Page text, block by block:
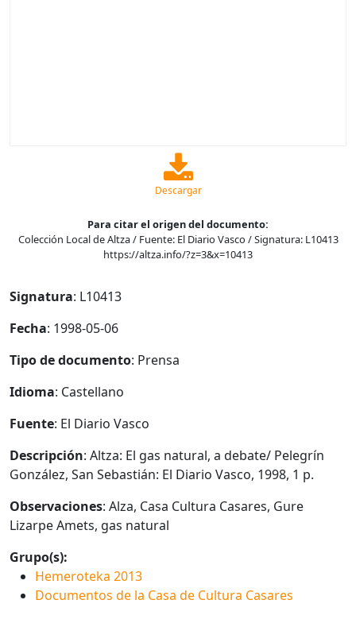
Descargar
Para citar el origen del documento:
Colección Local de Altza / Fuente: El Diario Vasco / Signatura: L10413
https://altza.info/?z=3&x=10413
Signatura: L10413
Fecha: 1998-05-06
Tipo de documento: Prensa
Idioma: Castellano
Fuente: El Diario Vasco
Descripción: Altza: El gas natural, a debate/ Pelegrín
González, San Sebastián: El Diario Vasco, 1998, 1 p.
Observaciones: Alza, Casa Cultura Casares, Gure
Lizarpe Amets, gas natural
Grupo(s):
Hemeroteka 2013
Documentos de la Casa de Cultura Casares